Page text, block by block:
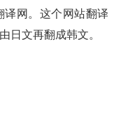
网。这个网站翻译
日文再翻成韩文。